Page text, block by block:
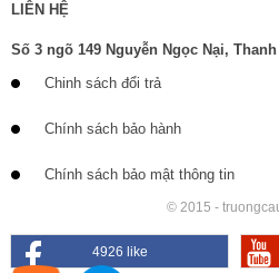
LIÊN HỆ
Số 3 ngõ 149 Nguyễn Ngọc Nại,
Chinh sách đổi trả
Chính sách bảo hành
Chính sách bảo mật thông tin
© 2015 -
4926 like